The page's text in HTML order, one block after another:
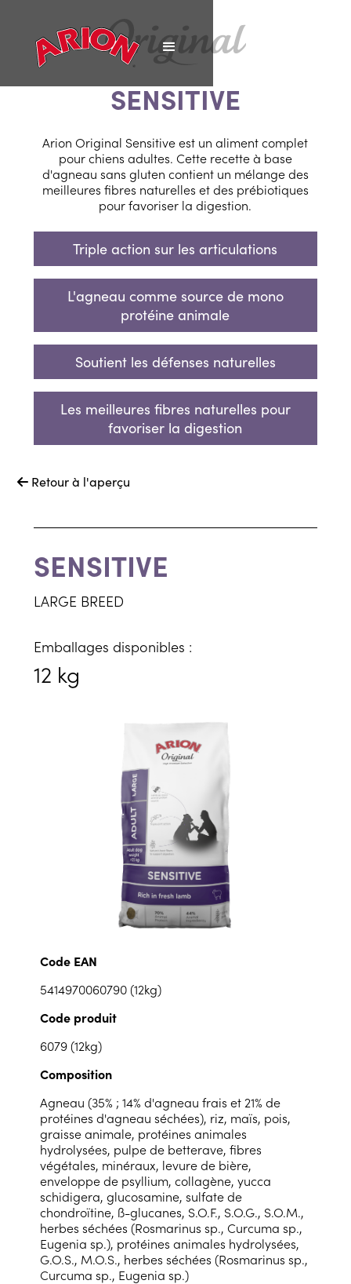
SENSITIVE
Arion Original Sensitive est un aliment complet
pour chiens adultes. Cette recette à base
d'agneau sans gluten contient un mélange des
meilleures fibres naturelles et des prébiotiques
pour favoriser la digestion.
L'agneau comme source de mono
protéine animale
Soutient les défenses naturelles
Les meilleures fibres naturelles pour
favoriser la digestion
Triple action sur les articulations
 Retour à l'aperçu
SENSITIVE
LARGE BREED
Emballages disponibles :
12 kg
Code EAN
5414970060790 (12kg)
Code produit
6079 (12kg)
Composition
Agneau (35% ; 14% d'agneau frais et 21% de
protéines d'agneau séchées), riz, maïs, pois,
graisse animale, protéines animales
hydrolysées, pulpe de betterave, fibres
végétales, minéraux, levure de bière,
enveloppe de psyllium, collagène, yucca
schidigera, glucosamine, sulfate de
chondroïtine, ß-glucanes, S.O.F., S.O.G., S.O.M.,
herbes séchées (Rosmarinus sp., Curcuma sp.,
Eugenia sp.), protéines animales hydrolysées,
G.O.S., M.O.S., herbes séchées (Rosmarinus sp.,
Curcuma sp., Eugenia sp.)